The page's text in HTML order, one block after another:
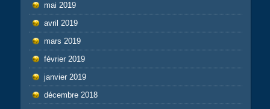
mai 2019
avril 2019
mars 2019
février 2019
janvier 2019
décembre 2018